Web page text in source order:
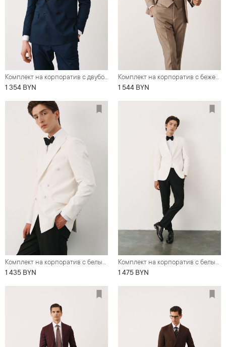
Комплект на корпоратив с двубортным льняным костюмом синего цвета (костюм, рубашка, галстук, обувь)
1 354 BYN
Комплект на корпоратив с бежевым костюмом в вертикальную фактуру (костюм, рубашка, галстук, обувь)
1 544 BYN
Комплект на корпоратив с белым двубортным смокингом (костюм, рубашка, бабочка, обувь)
1 435 BYN
Комплект на корпоратив с белым однобортным смокингом (костюм, рубашка, бабочка, обувь)
1 475 BYN